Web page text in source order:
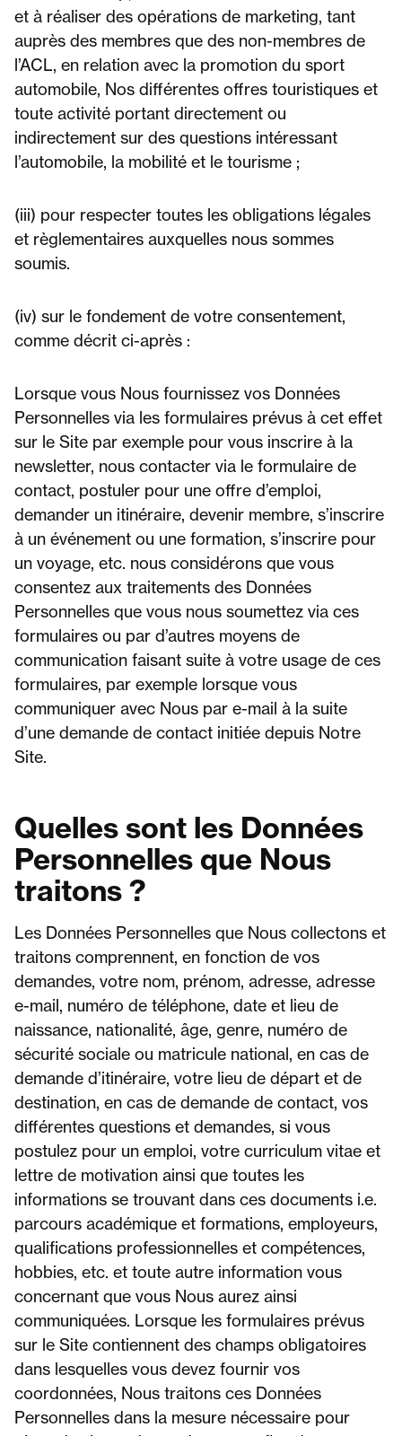
et à réaliser des opérations de marketing, tant
auprès des membres que des non-membres de
l’ACL, en relation avec la promotion du sport
automobile, Nos différentes offres touristiques et
toute activité portant directement ou
indirectement sur des questions intéressant
l’automobile, la mobilité et le tourisme ;
(iii) pour respecter toutes les obligations légales
et règlementaires auxquelles nous sommes
soumis.
(iv) sur le fondement de votre consentement,
comme décrit ci-après :
Lorsque vous Nous fournissez vos Données
Personnelles via les formulaires prévus à cet effet
sur le Site par exemple pour vous inscrire à la
newsletter, nous contacter via le formulaire de
contact, postuler pour une offre d’emploi,
demander un itinéraire, devenir membre, s’inscrire
à un événement ou une formation, s’inscrire pour
un voyage, etc. nous considérons que vous
consentez aux traitements des Données
Personnelles que vous nous soumettez via ces
formulaires ou par d’autres moyens de
communication faisant suite à votre usage de ces
formulaires, par exemple lorsque vous
communiquer avec Nous par e-mail à la suite
d’une demande de contact initiée depuis Notre
Site.
Quelles sont les Données
Personnelles que Nous
traitons ?
Les Données Personnelles que Nous collectons et
traitons comprennent, en fonction de vos
demandes, votre nom, prénom, adresse, adresse
e-mail, numéro de téléphone, date et lieu de
naissance, nationalité, âge, genre, numéro de
sécurité sociale ou matricule national, en cas de
demande d’itinéraire, votre lieu de départ et de
destination, en cas de demande de contact, vos
différentes questions et demandes, si vous
postulez pour un emploi, votre curriculum vitae et
lettre de motivation ainsi que toutes les
informations se trouvant dans ces documents i.e.
parcours académique et formations, employeurs,
qualifications professionnelles et compétences,
hobbies, etc. et toute autre information vous
concernant que vous Nous aurez ainsi
communiquées. Lorsque les formulaires prévus
sur le Site contiennent des champs obligatoires
dans lesquelles vous devez fournir vos
coordonnées, Nous traitons ces Données
Personnelles dans la mesure nécessaire pour